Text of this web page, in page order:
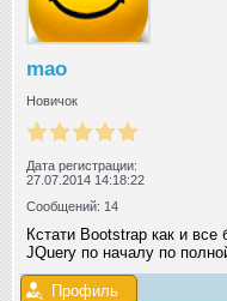
mao
Новичок
Дата регистрации:
27.07.2014 14:18:22
Сообщений: 14
Кстати Bootstrap как и все
JQuery по началу по
Профиль